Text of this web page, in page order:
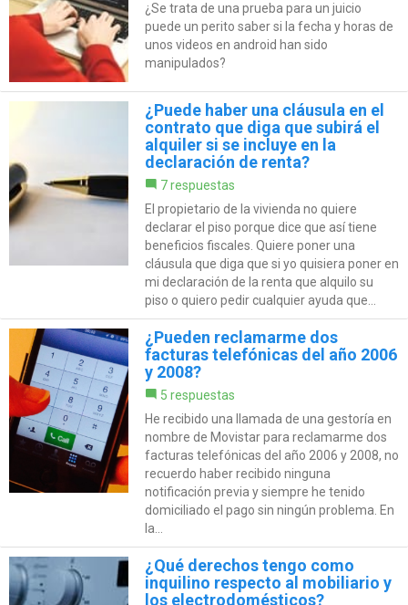
¿Se trata de una prueba para un juicio
puede un perito saber si la fecha y horas de
unos videos en android han sido
manipulados?
¿Puede haber una cláusula en el
contrato que diga que subirá el
alquiler si se incluye en la
declaración de renta?
7 respuestas
El propietario de la vivienda no quiere
declarar el piso porque dice que así tiene
beneficios fiscales. Quiere poner una
cláusula que diga que si yo quisiera poner en
mi declaración de la renta que alquilo su
piso o quiero pedir cualquier ayuda que...
¿Pueden reclamarme dos
facturas telefónicas del año 2006
y 2008?
5 respuestas
He recibido una llamada de una gestoría en
nombre de Movistar para reclamarme dos
facturas telefónicas del año 2006 y 2008, no
recuerdo haber recibido ninguna
notificación previa y siempre he tenido
domiciliado el pago sin ningún problema. En
la...
¿Qué derechos tengo como
inquilino respecto al mobiliario y
los electrodomésticos?